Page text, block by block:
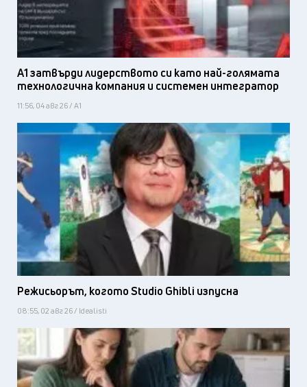
А1 затвърди лидерството си като най-голямата
технологична компания и системен интегратор
11:56, 04 авг 26 / А1
Режисьорът, когото Studio Ghibli изпусна
08:55, 02 авг 26 / Idealisti